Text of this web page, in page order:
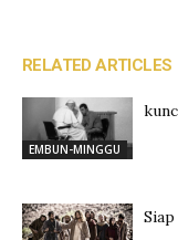
RELATED ARTICLES
EMBUN-MINGGU